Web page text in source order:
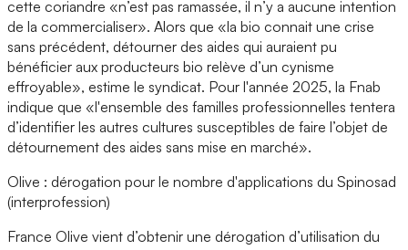
cette coriandre «n’est pas ramassée, il n’y a aucune intention
de la commercialiser». Alors que «la bio connait une crise
sans précédent, détourner des aides qui auraient pu
bénéficier aux producteurs bio relève d’un cynisme
effroyable», estime le syndicat. Pour l'année 2025, la Fnab
indique que «l'ensemble des familles professionnelles tentera
d’identifier les autres cultures susceptibles de faire l’objet de
détournement des aides sans mise en marché».
Olive : dérogation pour le nombre d'applications du Spinosad
(interprofession)
France Olive vient d’obtenir une dérogation d’utilisation du